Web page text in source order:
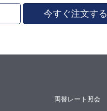
今すぐ注文する
両替レート照会